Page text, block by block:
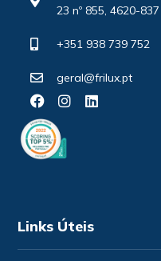
23 nº 855, 4620-
+351 938 739 752
geral@frilux.pt
Links Úteis